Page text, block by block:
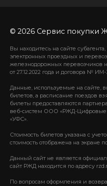
© 2026 Сервис покупки
Вы находитесь на сайте
электронных проездных и
железнодорожных перевозчиков
от 27.12.2022 года и договора № ИМ-
Данные, используемые на сайте,
билетов, а расписание поездов
билеты предоставляются
веб-систем ООО «РЖД-
«УФС».
Стоимость билетов указана с
стоимость отображена на экране
Данный сайт не является
сайт РЖД находится по адресу
По вопросам оформления и